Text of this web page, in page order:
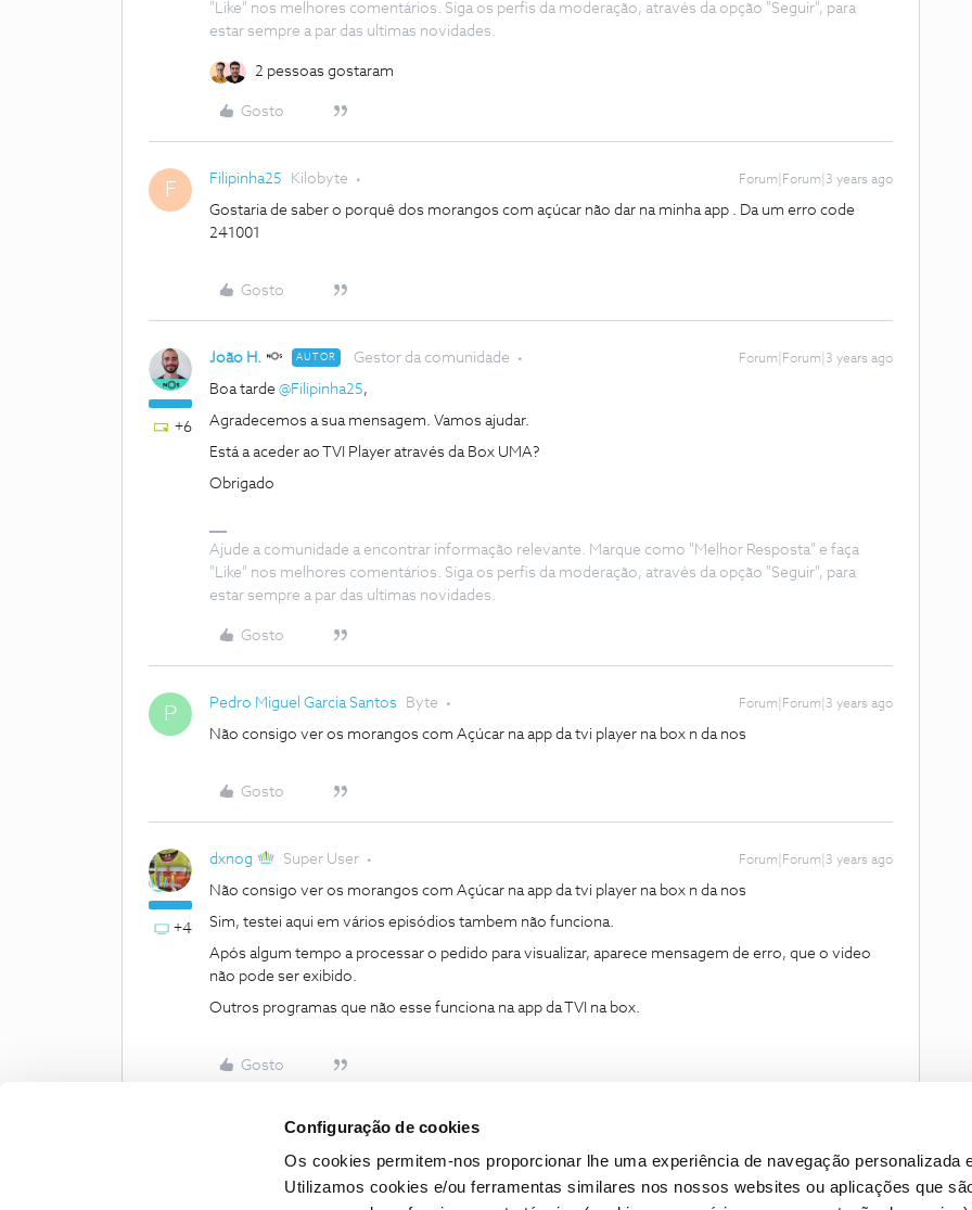
Configuração de cookies
Os cookies permitem-nos proporcionar lhe uma experiência de navegação personalizada
Utilizamos cookies e/ou ferramentas similares nos nossos websites ou aplicações que
"Like" nos melhores comentários. Siga os perfis da moderação, através da opção "Seguir", para
estar sempre a par das ultimas novidades.
2 pessoas gostaram
Gosto
F Filipinha25 Kilobyte Forum|Forum|3 years ago
Gostaria de saber o porquê dos morangos com açúcar não dar na minha app . Da um erro code
241001
Gosto
+6
João H. AUTOR Gestor da comunidade Forum|Forum|3 years ago
Boa tarde @Filipinha25,
Agradecemos a sua mensagem. Vamos ajudar.
Está a aceder ao TVI Player através da Box UMA?
Obrigado
Ajude a comunidade a encontrar informação relevante. Marque como "Melhor Resposta" e faça
"Like" nos melhores comentários. Siga os perfis da moderação, através da opção "Seguir", para
estar sempre a par das ultimas novidades.
Gosto
P Pedro Miguel Garcia Santos Byte Forum|Forum|3 years ago
Não consigo ver os morangos com Açúcar na app da tvi player na box n da nos
Gosto
+4
dxnog Super User Forum|Forum|3 years ago
Não consigo ver os morangos com Açúcar na app da tvi player na box n da nos
Sim, testei aqui em vários episódios tambem não funciona.
Após algum tempo a processar o pedido para visualizar, aparece mensagem de erro, que o video
não pode ser exibido.
Outros programas que não esse funciona na app da TVI na box.
Gosto